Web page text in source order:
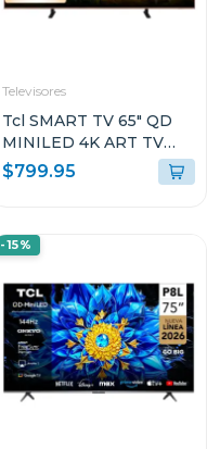
Televisores
Tcl SMART TV 65" QD
MINILED 4K ART TV
GOOGLE TV A400PRO
$799.95
-15%